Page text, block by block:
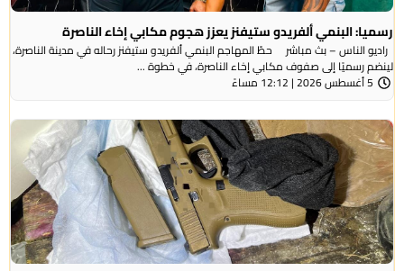
رسميا: البنمي ألفريدو ستيفنز يعزز هجوم مكابي إخاء الناصرة
راديو الناس – بث مباشر حطّ المهاجم البنمي ألفريدو ستيفنز رحاله في مدينة الناصرة،
لينضم رسميًا إلى صفوف مكابي إخاء الناصرة، في خطوة ...
5 أغسطس 2026 | 12:12 مساءً